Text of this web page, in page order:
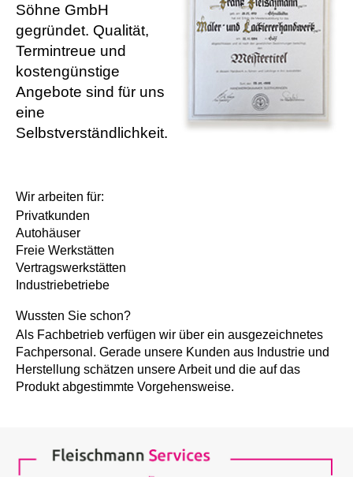
Söhne GmbH
gegründet. Qualität,
Termintreue und
kostengünstige
Angebote sind für uns
eine
Selbstverständlichkeit.
Wir arbeiten für:
Privatkunden
Autohäuser
Freie Werkstätten
Vertragswerkstätten
Industriebetriebe
Wussten Sie schon?
Als Fachbetrieb verfügen wir über ein ausgezeichnetes
Fachpersonal. Gerade unsere Kunden aus Industrie und
Herstellung schätzen unsere Arbeit und die auf das
Produkt abgestimmte Vorgehensweise.